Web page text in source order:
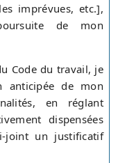
imprévues, etc.],
de mon
Code du travail, je
anticipée de mon
en réglant
dispensées
joint un justificatif